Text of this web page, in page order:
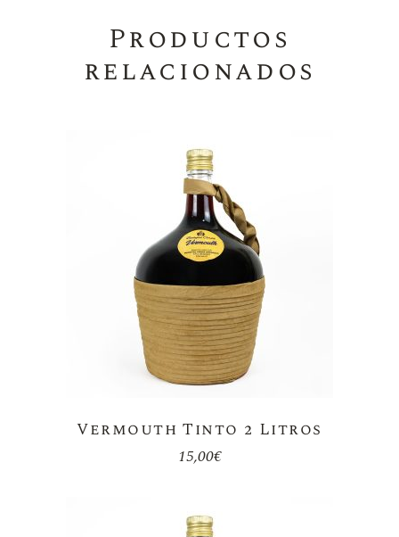
Productos
relacionados
Vermouth Tinto 2 Litros
15,00€